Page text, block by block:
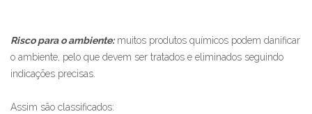
Risco para o ambiente:muitos produtos químicos podem danificar
o ambiente, pelo que devem ser tratados e eliminados seguindo
indicações precisas.
Assim são classificados: